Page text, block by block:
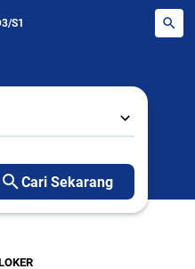
S1
Cari Sekarang